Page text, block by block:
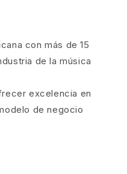
con más de 15
de la música
excelencia en
de negocio